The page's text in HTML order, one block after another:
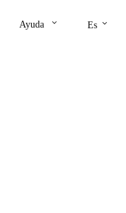
Ayuda keyboard_arrow_down Es keyboard_arrow_down